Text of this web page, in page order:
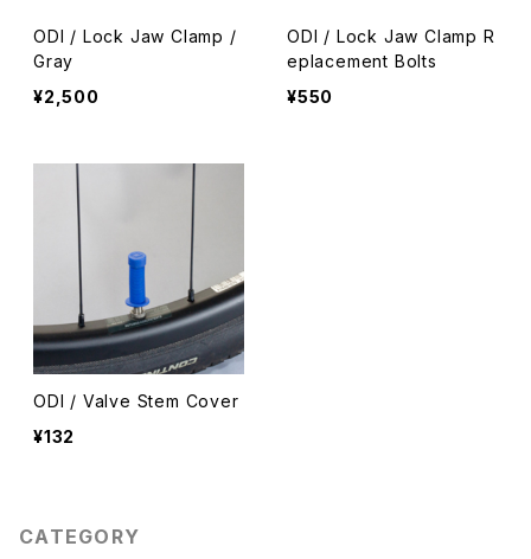
ODI / Lock Jaw Clamp /
Gray
¥2,500
ODI / Lock Jaw Clamp R
eplacement Bolts
¥550
ODI / Valve Stem Cover
¥132
CATEGORY